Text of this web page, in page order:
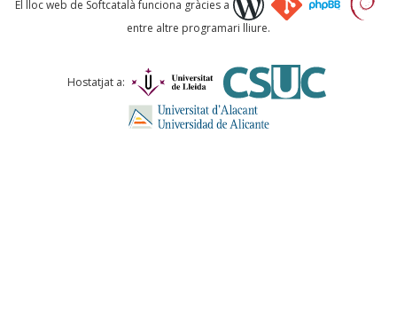
Comentari *
El lloc web de Softcatalà funciona gràcies a
entre altre programari lliure.
Hostatjat a: